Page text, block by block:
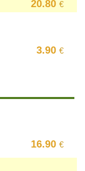
20.80€
3.90€
16.90€